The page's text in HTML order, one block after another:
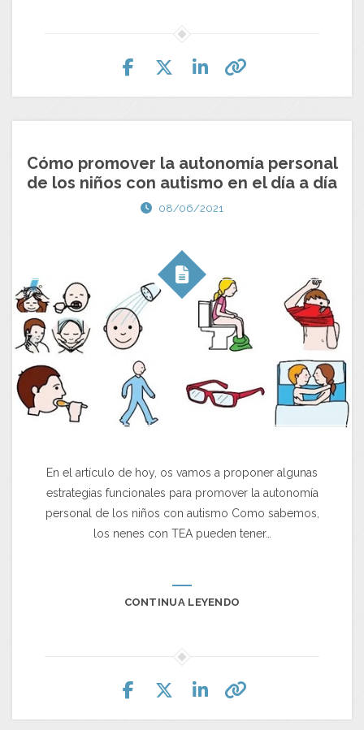
Cómo promover la autonomía personal
de los niños con autismo en el día a día
08/06/2021
En el artículo de hoy, os vamos a proponer algunas
estrategias funcionales para promover la autonomía
personal de los niños con autismo Como sabemos,
los nenes con TEA pueden tener…
CONTINUA LEYENDO